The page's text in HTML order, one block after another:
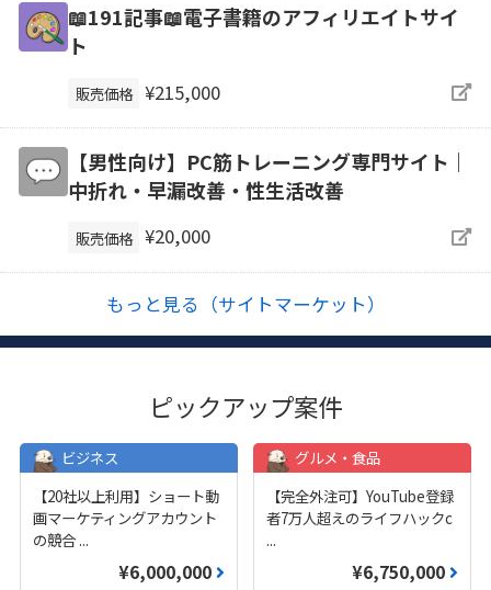
📖191記事📖電子書籍のアフィリエイトサイ
ト
販売価格 ¥215,000
【男性向け】PC筋トレーニング専門サイト｜
中折れ・早漏改善・性生活改善
販売価格 ¥20,000
もっと見る（サイトマーケット）
ピックアップ案件
ビジネス
【20社以上利用】ショート動
画マーケティングアカウント
の競合...
¥6,000,000
グルメ・食品
【完全外注可】YouTube登録
者7万人超えのライフハックc
...
¥6,750,000